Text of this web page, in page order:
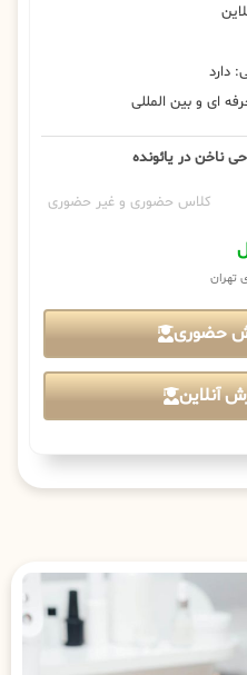
دارد
ای و بین المللی
ناخن در یائونده
کلاس حضوری و غیر حضوری
تهران
حضوری
آنلاین